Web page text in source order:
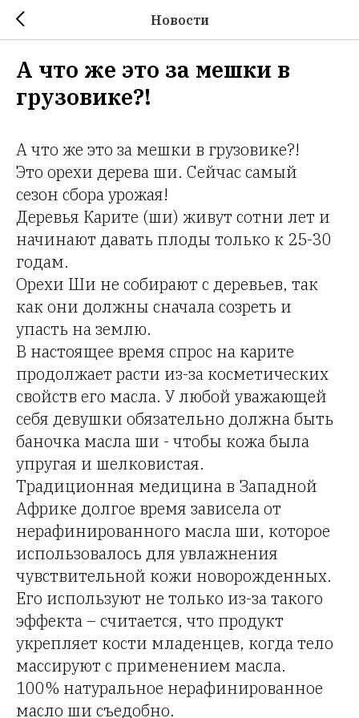
Новости
А что же это за мешки в
грузовике?!
А что же это за мешки в грузовике?!
Это орехи дерева ши. Сейчас самый
сезон сбора урожая!
Деревья Карите (ши) живут сотни лет и
начинают давать плоды только к 25-30
годам.
Орехи Ши не собирают с деревьев, так
как они должны сначала созреть и
упасть на землю.
В настоящее время спрос на карите
продолжает расти из-за косметических
свойств его масла. У любой уважающей
себя девушки обязательно должна быть
баночка масла ши - чтобы кожа была
упругая и шелковистая.
Традиционная медицина в Западной
Африке долгое время зависела от
нерафинированного масла ши, которое
использовалось для увлажнения
чувствительной кожи новорожденных.
Его используют не только из-за такого
эффекта – считается, что продукт
укрепляет кости младенцев, когда тело
массируют с применением масла.
100% натуральное нерафинированное
масло ши съедобно.